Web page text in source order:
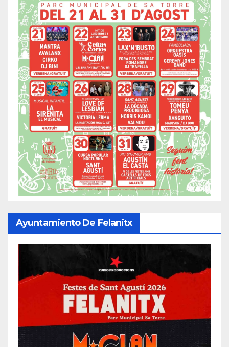
Ayuntamiento De Felanitx